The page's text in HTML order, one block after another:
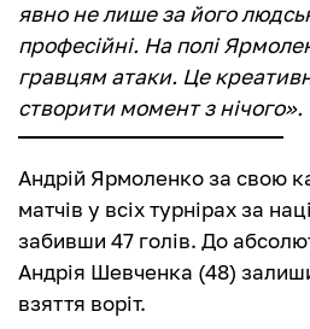
явно не лише за його
професійні. На полі
гравцям атаки. Це
створити момент з нічого».
Андрій Ярмоленко за свою
матчів у всіх турнірах за
забивши 47 голів. До
Андрія Шевченка (48)
взяття воріт.